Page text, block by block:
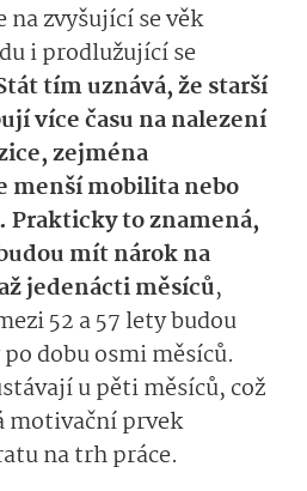
zvyšující se věk
i prodlužující se
tím uznává, že starší
více času na nalezení
zejména
menší mobilita nebo
Prak­ticky to znamená,
mít nárok na
jedenácti měsíců,
52 a 57 lety budou
dobu osmi měsíců.
u pěti měsíců, což
motivační prvek
na trh práce.